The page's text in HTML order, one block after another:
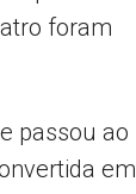
foram
passou ao
em